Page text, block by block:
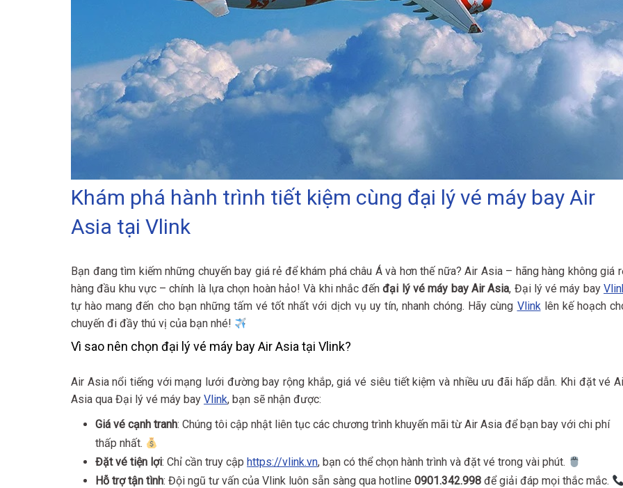
Khám phá hành trình tiết kiệm cùng đại lý vé máy bay Air
Asia tại Vlink
Bạn đang tìm kiếm những chuyến bay giá rẻ để khám phá châu Á và hơn thế nữa? Air Asia – hãng hàng không giá
hàng đầu khu vực – chính là lựa chọn hoàn hảo! Và khi nhắc đếnđại lý vé máy bay Air Asia, Đại lý vé máy bay
tự hào mang đến cho bạn những tấm vé tốt nhất với dịch vụ uy tín, nhanh chóng. Hãy cùng Vlinklên kế hoạch
chuyến đi đầy thú vị của bạn nhé!
Vì sao nên chọn đại lý vé máy bay Air Asia tại Vlink?
Air Asia nổi tiếng với mạng lưới đường bay rộng khắp, giá vé siêu tiết kiệm và nhiều ưu đãi hấp dẫn. Khi đặt vé
Asia qua Đại lý vé máy bay Vlink, bạn sẽ nhận được:
Giá vé cạnh tranh: Chúng tôi cập nhật liên tục các chương trình khuyến mãi từ Air Asia để bạn bay với chi phí
thấp nhất.
Đặt vé tiện lợi: Chỉ cần truy cập https://vlink.vn, bạn có thể chọn hành trình và đặt vé trong vài phút.
Hỗ trợ tận tình: Đội ngũ tư vấn của Vlink luôn sẵn sàng qua hotline 0901.342.998 để giải đáp mọi thắc mắc.